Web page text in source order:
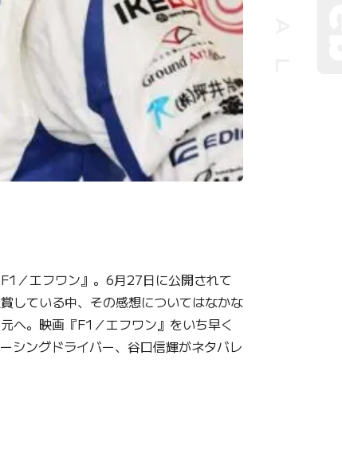
／エフワン』。6月27日に公開されて
している中、その感想についてはなかな
へ。映画『F1／エフワン』をいち早く
シングドライバー、谷口信輝がネタバレ